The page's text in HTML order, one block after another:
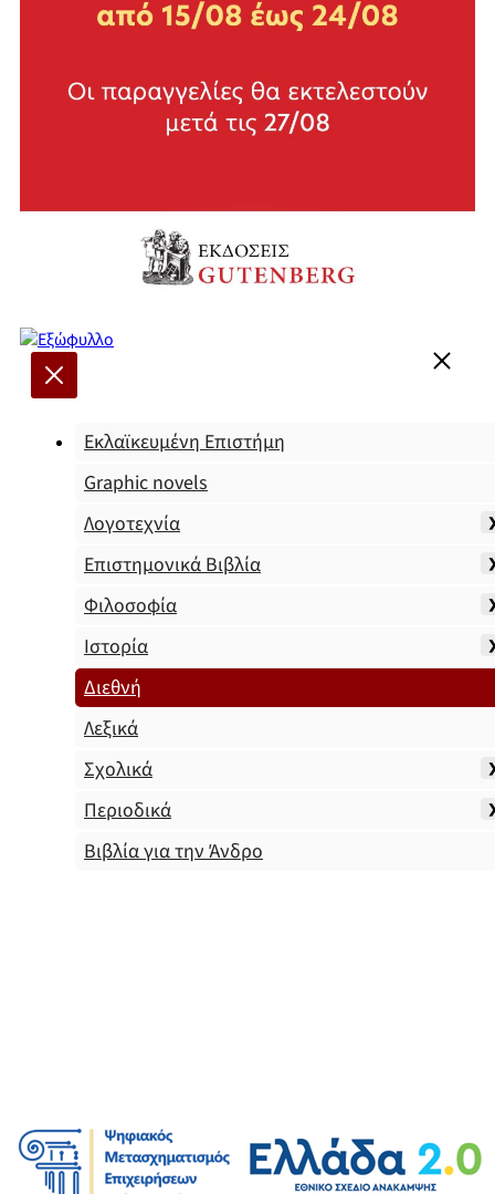
Εκλαϊκευμένη Επιστήμη
Graphic novels
Λογοτεχνία
Επιστημονικά Βιβλία
Φιλοσοφία
Ιστορία
Διεθνή
Λεξικά
Σχολικά
Περιοδικά
Βιβλία για την Άνδρο